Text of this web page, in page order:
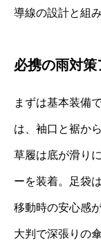
導線の設計と組
必携の雨対
まずは基本装備
は、袖口と裾か
草履は底が滑り
ーを装着。足袋
移動時の安心感
大判で深張りの